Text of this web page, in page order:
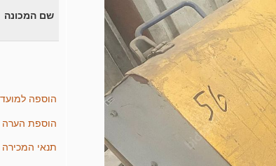
שם המכונה
הוספה
הוספת הערה
תנאי המכירה